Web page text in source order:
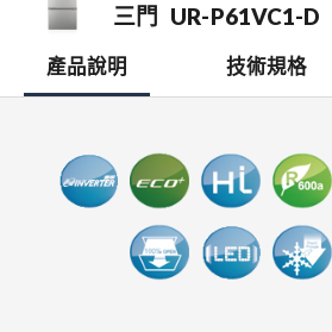
三門 UR-P61VC1-D
產品說明 技術規格